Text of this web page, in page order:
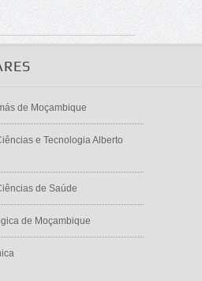
de Moçambique
e Tecnologia Alberto
de Saúde
de Moçambique